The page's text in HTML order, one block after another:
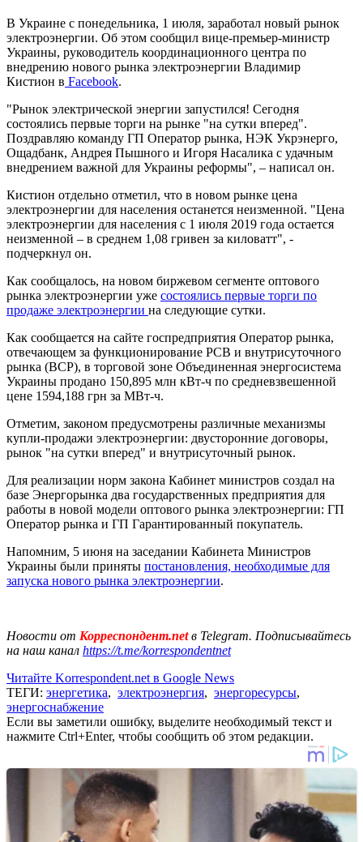
В Украине с понедельника, 1 июля, заработал новый рынок
электроэнергии. Об этом сообщил вице-премьер-министр
Украины, руководитель координационного центра по
внедрению нового рынка электроэнергии Владимир
Кистион в Facebook.
"Рынок электрической энергии запустился! Сегодня
состоялись первые торги на рынке "на сутки вперед".
Поздравляю команду ГП Оператор рынка, НЭК Укрэнерго,
Ощадбанк, Андрея Пышного и Игоря Насалика с удачным
внедрением важной для Украины реформы", – написал он.
Кистион отдельно отметил, что в новом рынке цена
электроэнергии для населения останется неизменной. "Цена
электроэнергии для населения с 1 июля 2019 года остается
неизменной – в среднем 1,08 гривен за киловатт", -
подчеркнул он.
Как сообщалось, на новом биржевом сегменте оптового
рынка электроэнергии уже состоялись первые торги по
продаже электроэнергии на следующие сутки.
Как сообщается на сайте госпредприятия Оператор рынка,
отвечающем за функционирование РСВ и внутрисуточного
рынка (ВСР), в торговой зоне Объединенная энергосистема
Украины продано 150,895 млн кВт-ч по средневзвешенной
цене 1594,188 грн за МВт-ч.
Отметим, законом предусмотрены различные механизмы
купли-продажи электроэнергии: двусторонние договоры,
рынок "на сутки вперед" и внутрисуточный рынок.
Для реализации норм закона Кабинет министров создал на
базе Энергорынка два государственных предприятия для
работы в новой модели оптового рынка электроэнергии: ГП
Оператор рынка и ГП Гарантированный покупатель.
Напомним, 5 июня на заседании Кабинета Министров
Украины были приняты постановления, необходимые для
запуска нового рынка электроэнергии.
Новости от Корреспондент.netв Telegram. Подписывайтесь
на наш канал https://t.me/korrespondentnet
Читайте Korrespondent.net в Google News
ТЕГИ: энергетика, электроэнергия, энергоресурсы,
энергоснабжение
Если вы заметили ошибку, выделите необходимый текст и
нажмите Ctrl+Enter, чтобы сообщить об этом редакции.